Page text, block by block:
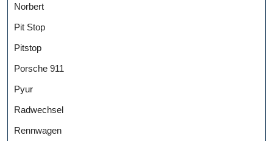
Norbert
Pit Stop
Pitstop
Porsche 911
Pyur
Radwechsel
Rennwagen